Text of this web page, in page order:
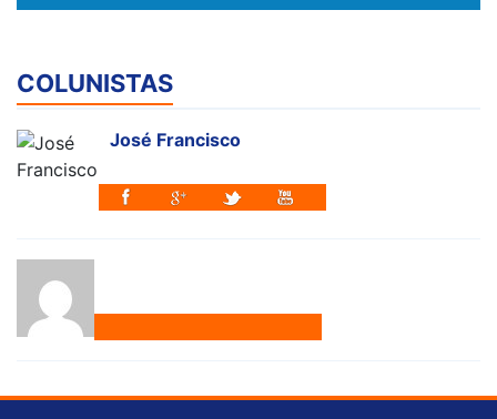
COLUNISTAS
José Francisco